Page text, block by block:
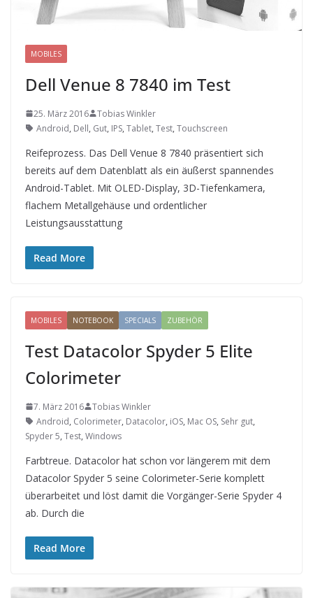
MOBILES
Dell Venue 8 7840 im Test
25. März 2016
Tobias Winkler
Android, Dell, Gut, IPS, Tablet, Test, Touchscreen
Reifeprozess. Das Dell Venue 8 7840 präsentiert sich
bereits auf dem Datenblatt als ein äußerst spannendes
Android-Tablet. Mit OLED-Display, 3D-Tiefenkamera,
flachem Metallgehäuse und ordentlicher
Leistungsausstattung
Read More
MOBILES NOTEBOOK SPECIALS ZUBEHÖR
Test Datacolor Spyder 5 Elite
Colorimeter
7. März 2016
Tobias Winkler
Android, Colorimeter, Datacolor, iOS, Mac OS, Sehr gut,
Spyder 5, Test, Windows
Farbtreue. Datacolor hat schon vor längerem mit dem
Datacolor Spyder 5 seine Colorimeter-Serie komplett
überarbeitet und löst damit die Vorgänger-Serie Spyder 4
ab. Durch die
Read More